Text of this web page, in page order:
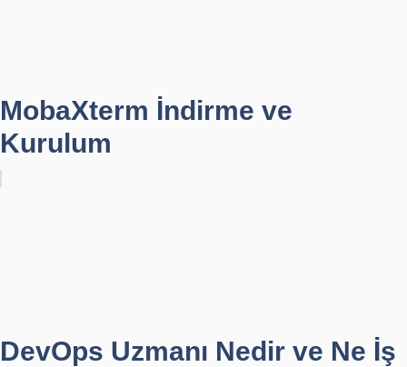
MobaXterm İndirme ve
Kurulum
DevOps Uzmanı Nedir ve Ne İş